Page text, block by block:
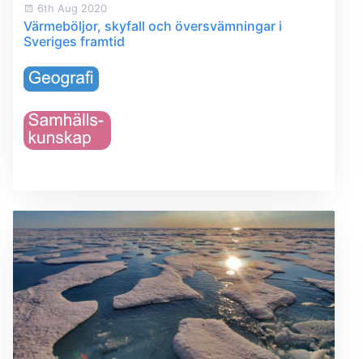
6th Aug 2020
Värmeböljor, skyfall och översvämningar i
Sveriges framtid